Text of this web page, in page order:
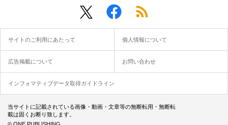
かもしれないし。作品としては、誰かに自分の役をやって
もらいたいなという思いは強くあります」と、あくま
で“個人的な思い”としながらも、今後に期待を感じさせ
た。
囲み取材では、「最後を意識したキャスティング」だと明
かした堂本。長年『SHOCK』を支えてきた後輩グループ
のふぉ～ゆ～が久しぶりに4人そろっての出演を果たすこ
とに触れ、「役の配置どうしようかなって悩んでるんです
サイトのご利用にあたって 個人情報について
広告掲載について お問い合わせ
インフォマティブデータ取得ガイドライン
当サイトに記載されている画像・動画・文章等の無断転用・無断転
載は固くお断り致します。